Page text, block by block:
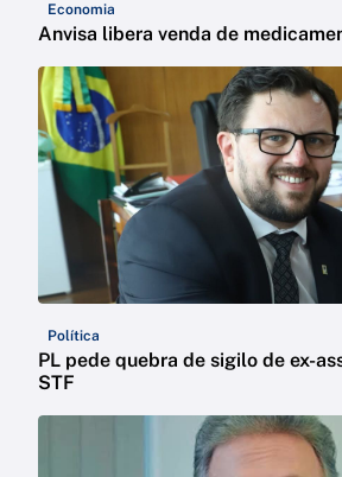
Economia
Anvisa libera venda de
Política
PL pede quebra de sigilo de ex-
STF